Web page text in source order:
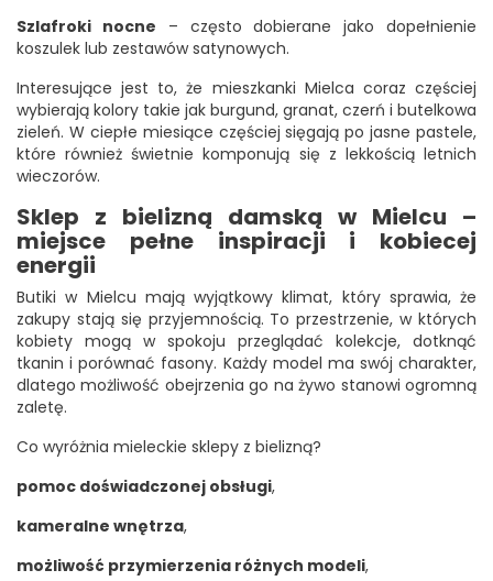
Szlafroki nocne – często dobierane jako dopełnienie
koszulek lub zestawów satynowych.
Interesujące jest to, że mieszkanki Mielca coraz częściej
wybierają kolory takie jak burgund, granat, czerń i butelkowa
zieleń. W ciepłe miesiące częściej sięgają po jasne pastele,
które również świetnie komponują się z lekkością letnich
wieczorów.
Sklep z bielizną damską w Mielcu –
miejsce pełne inspiracji i kobiecej
energii
Butiki w Mielcu mają wyjątkowy klimat, który sprawia, że
zakupy stają się przyjemnością. To przestrzenie, w których
kobiety mogą w spokoju przeglądać kolekcje, dotknąć
tkanin i porównać fasony. Każdy model ma swój charakter,
dlatego możliwość obejrzenia go na żywo stanowi ogromną
zaletę.
Co wyróżnia mieleckie sklepy z bielizną?
pomoc doświadczonej obsługi,
kameralne wnętrza,
możliwość przymierzenia różnych modeli,